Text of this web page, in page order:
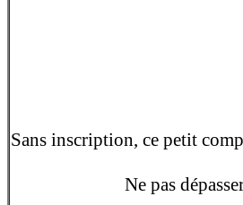
Sans inscription, ce petit
Ne pas